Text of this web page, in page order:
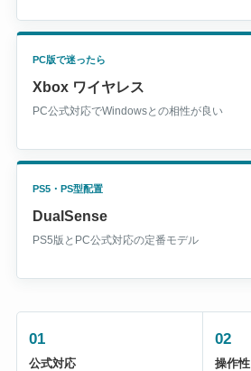
PC版で迷ったら
Xbox ワイヤレス
PC公式対応でWindowsとの相性が良い
PS5・PS型配置
DualSense
PS5版とPC公式対応の定番モデル
01
公式対応
02
操作性